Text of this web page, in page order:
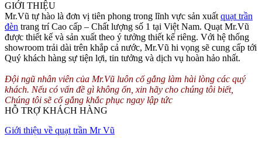
GIỚI THIỆU
Mr.Vũ tự hào là đơn vị tiên phong trong lĩnh vực sản xuất quạt trần
đèn trang trí Cao cấp – Chất lượng số 1 tại Việt Nam. Quạt Mr.Vũ
được thiết kế và sản xuất theo ý tưởng thiết kế riêng. Với hệ thống
showroom trải dài trên khắp cả nước, Mr.Vũ hi vọng sẽ cung cấp tới
Quý khách hàng sự tiện lợi, tin tưởng và dịch vụ hoàn hảo nhất.
Đội ngũ nhân viên của Mr.Vũ luôn cố gắng làm hài lòng các quý
khách. Nếu có vấn đề gì không ổn, xin hãy cho chúng tôi biết,
Chúng tôi sẽ cố gắng khắc phục ngay lập tức
HỖ TRỢ KHÁCH HÀNG
Giới thiệu về quạt trần Mr Vũ